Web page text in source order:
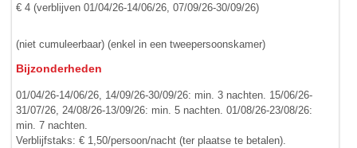
€ 4 (verblijven 01/04/26-14/06/26, 07/09/26-30/09/26)
(niet cumuleerbaar) (enkel in een tweepersoonskamer)
Bijzonderheden
01/04/26-14/06/26, 14/09/26-30/09/26: min. 3 nachten. 15/06/26-
31/07/26, 24/08/26-13/09/26: min. 5 nachten. 01/08/26-23/08/26:
min. 7 nachten.
Verblijfstaks: € 1,50/persoon/nacht (ter plaatse te betalen).